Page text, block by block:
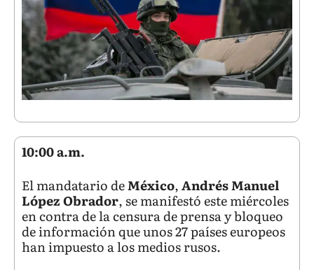
10:00 a.m.
El mandatario deMéxico,Andrés Manuel
López Obrador, se manifestó este miércoles
en contra de la censura de prensa y bloqueo
de información que unos 27 países europeos
han impuesto a los medios rusos.